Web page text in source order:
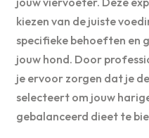
kiezen van de juiste
specifieke behoeften en
jouw hond. Door
je ervoor zorgen dat je
selecteert om jouw
gebalanceerd dieet te